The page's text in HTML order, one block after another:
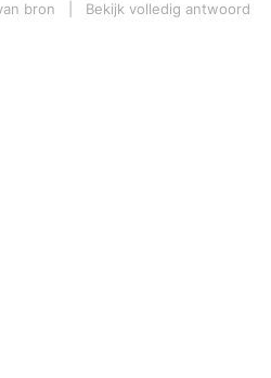
bron
Bekijk volledig antwoord